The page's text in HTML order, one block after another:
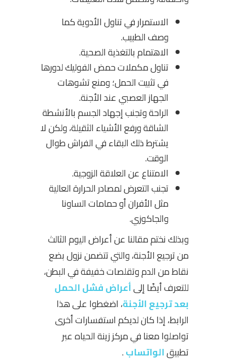
الاستمرار في تناول الأدوية كما
وصف الطبيب.
الاهتمام بالتغذية الصحية.
تناول مكملات حمض الفوليك لدورها
في تثبيت الحمل؛ ومنع تشوهات
الجهاز العصبي عند الأجنة.
الراحة وتجنب إجهاد الجسم بالأنشطة
الشاقة ورفع الأشياء الثقيلة، ولكن لا
يشترط ذلك البقاء في الفراش طوال
الوقت.
الامتناع عن العلاقة الزوجية.
تجنب التعرض لمصادر الحرارة العالية
مثل الأفران أو حمامات الساونا
والجاكوزي.
وبذلك نختم مقالنا عن أعراض اليوم الثالث
من ترجيع الأجنة، والتي تتضمن نزول بضع
نقاط من الدم وتقلصات خفيفة في البطن،
للتعرف أيضًا إلىأعراض فشل الحمل
بعد ترجيع الأجنة، اضغطوا على هذا
الرابط، إذا كان لديكم استفسارات أخرى
تواصلوا معنا في مركز زينة الحياه عبر
تطبيقالواتساب.